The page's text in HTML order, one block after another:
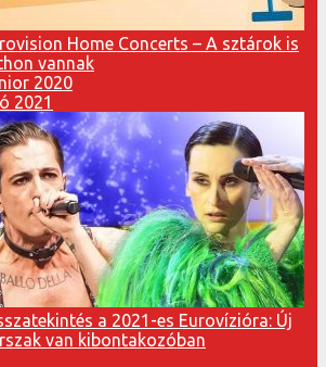
Home Concerts – A sztárok is
vannak
2020
2021
a 2021-es Eurovízióra: Új
van kibontakozóban